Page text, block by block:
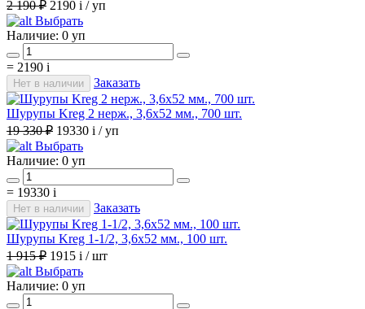
2 190 ₽ 2190 i / уп
Выбрать
Наличие: 0 уп
= 2190 i
Нет в наличии Заказать
Шурупы Kreg 2 нерж., 3,6х52 мм., 700 шт.
19 330 ₽ 19330 i / уп
Выбрать
Наличие: 0 уп
= 19330 i
Нет в наличии Заказать
Шурупы Kreg 1-1/2, 3,6х52 мм., 100 шт.
1 915 ₽ 1915 i / шт
Выбрать
Наличие: 0 уп